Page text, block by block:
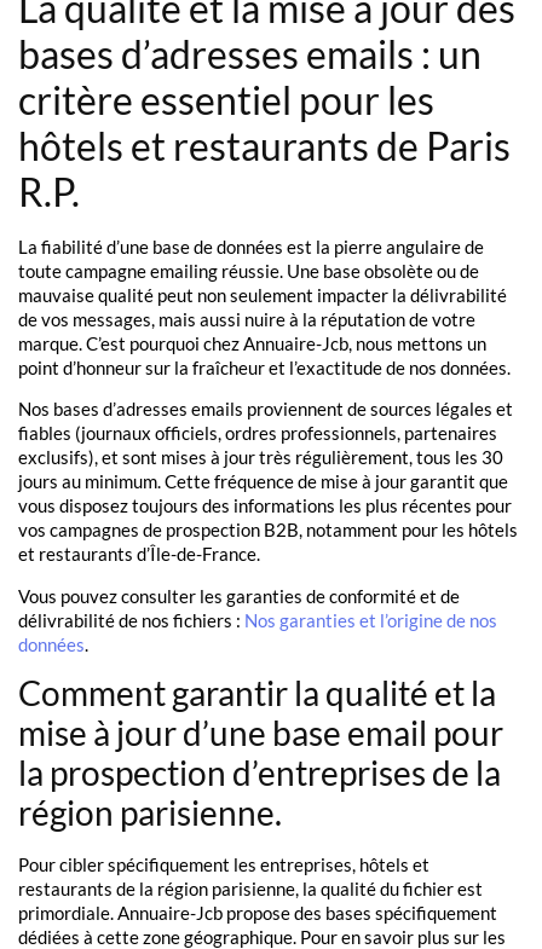
bases d’adresses emails : un
critère essentiel pour les
hôtels et restaurants de Paris
R.P.
La fiabilité d’une base de données est la pierre angulaire de
toute campagne emailing réussie. Une base obsolète ou de
mauvaise qualité peut non seulement impacter la délivrabilité
de vos messages, mais aussi nuire à la réputation de votre
marque. C’est pourquoi chez Annuaire-Jcb, nous mettons un
point d’honneur sur la fraîcheur et l’exactitude de nos données.
Nos bases d’adresses emails proviennent de sources légales et
fiables (journaux officiels, ordres professionnels, partenaires
exclusifs), et sont mises à jour très régulièrement, tous les 30
jours au minimum. Cette fréquence de mise à jour garantit que
vous disposez toujours des informations les plus récentes pour
vos campagnes de prospection B2B, notamment pour les hôtels
et restaurants d’Île-de-France.
Vous pouvez consulter les garanties de conformité et de
délivrabilité de nos fichiers : Nos garanties et l’origine de nos
données.
Comment garantir la qualité et la
mise à jour d’une base email pour
la prospection d’entreprises de la
région parisienne.
Pour cibler spécifiquement les entreprises, hôtels et
restaurants de la région parisienne, la qualité du fichier est
primordiale. Annuaire-Jcb propose des bases spécifiquement
dédiées à cette zone géographique. Pour en savoir plus sur les